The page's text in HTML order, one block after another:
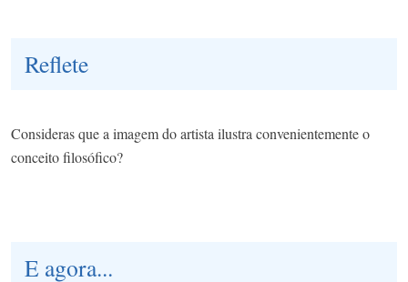
Reflete
Consideras que a imagem do artista ilustra convenientemente o
conceito filosófico?
E agora...